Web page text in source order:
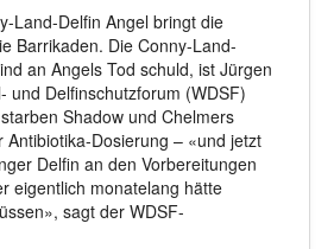
Land-Delfin Angel bringt die
Barrikaden. Die Conny-Land-
an Angels Tod schuld, ist Jürgen
und Delfinschutzforum (WDSF)
Shadow und Chelmers
Antibiotika-Dosierung – «und jetzt
Delfin an den Vorbereitungen
eigentlich monatelang hätte
sagt der WDSF-